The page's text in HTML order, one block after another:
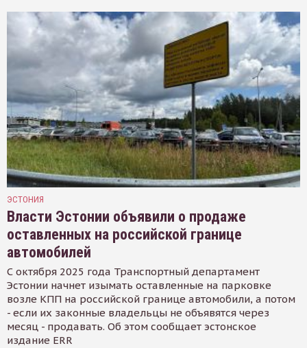
ЭСТОНИЯ
Власти Эстонии объявили о продаже
оставленных на российской границе
автомобилей
С октября 2025 года Транспортный департамент
Эстонии начнет изымать оставленные на парковке
возле КПП на российской границе автомобили, а потом
- если их законные владельцы не объявятся через
месяц - продавать. Об этом сообщает эстонское
издание ERR